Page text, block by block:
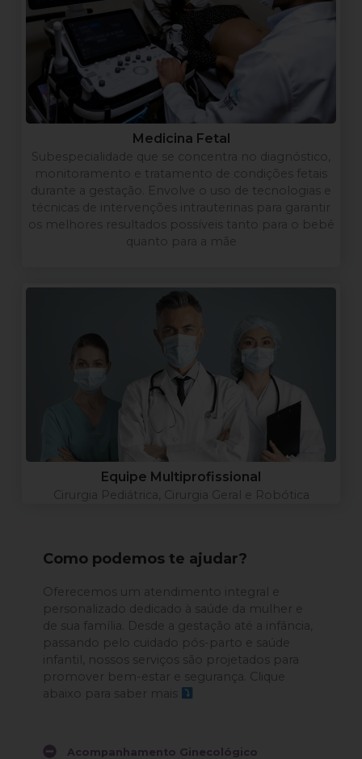
Medicina Fetal
Subespecialidade que se concentra no diagnóstico,
monitoramento e tratamento de condições fetais
durante a gestação. Envolve o uso de tecnologias e
técnicas de intervenções intrauterinas para garantir
os melhores resultados possíveis tanto para o bebê
quanto para a mãe
Equipe Multiprofissional
Cirurgia Pediátrica, Cirurgia Geral e Robótica
Como podemos te ajudar?
Oferecemos um atendimento integral e
personalizado dedicado à saúde da mulher e
de sua família. Desde a gestação até a infância,
passando pelo cuidado pós-parto e saúde
infantil, nossos serviços são projetados para
promover bem-estar e segurança. Clique
abaixo para saber mais
Acompanhamento Ginecológico